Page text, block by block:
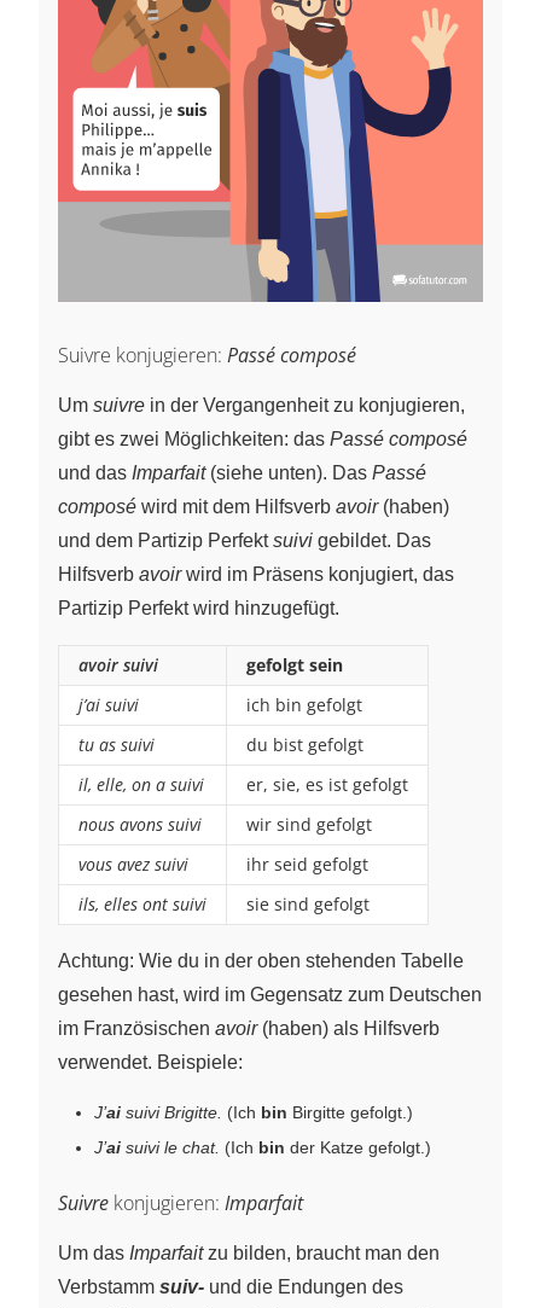
Suivre konjugieren: Passé composé
Um suivre in der Vergangenheit zu konjugieren,
gibt es zwei Möglichkeiten: das Passé composé
und das Imparfait(siehe unten). Das Passé
composé wird mit dem Hilfsverb avoir(haben)
und dem Partizip Perfektsuivi gebildet. Das
Hilfsverb avoirwird im Präsens konjugiert, das
Partizip Perfekt wird hinzugefügt.
avoir suivi
gefolgt sein
j’ai suivi
ich bin gefolgt
tu as suivi
du bist gefolgt
il, elle, on a suivi
er, sie, es ist gefolgt
nous avons suivi
wir sind gefolgt
vous avez suivi
ihr seid gefolgt
ils, elles ont suivi
sie sind gefolgt
Achtung: Wie du in der oben stehenden Tabelle
gesehen hast, wird im Gegensatz zum Deutschen
im Französischen avoir(haben) als Hilfsverb
verwendet. Beispiele:
J’ai suivi Brigitte. (Ich bin Birgitte gefolgt.)
J’ai suivi le chat. (Ich bin der Katze gefolgt.)
Suivre konjugieren: Imparfait
Um das Imparfaitzu bilden, braucht man den
Verbstamm suiv- und die Endungen des